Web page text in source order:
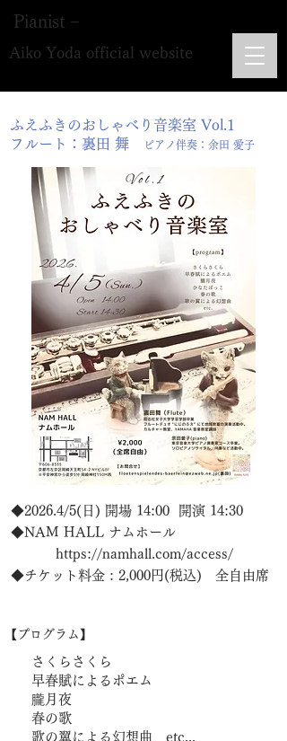
Pianist −
Aiko Yoda official website
ふえふきのおしゃべり音楽室 Vol.1
フルート：裏田 舞
ピアノ伴奏：余田 愛子
◆2026.4/5(日) 開場 14:00 開演 14:30
◆NAM HALL ナムホール
https://namhall.com/access/
◆チケット料金 : 2,000円(税込) 全自由席
​【プログラム】
さくらさくら
早春賦によるポエム
朧月夜
春の歌
歌の翼による幻想曲 etc...